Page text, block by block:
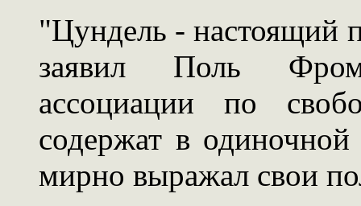
"Цундель - настоящий
заявил Поль
ассоциации по
содержат в
мирно выражал свои